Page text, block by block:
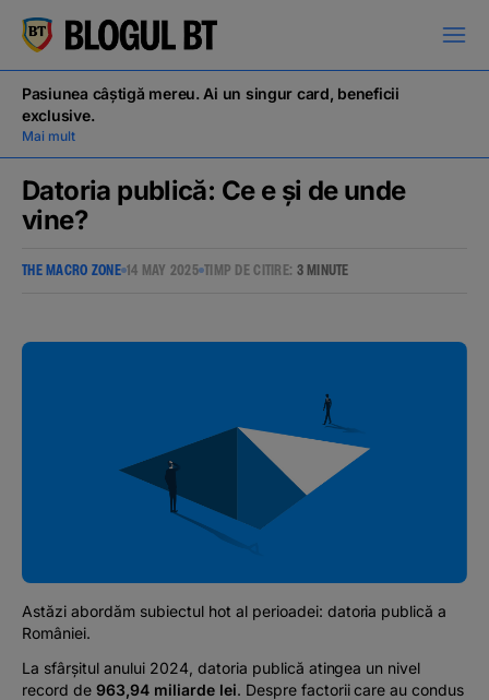
кириллица
Pentru antreprenori
Banking, pe relaxare
Pasiunea câștigă mereu. Ai un singur card, beneficii
exclusive.
Mai mult
Datoria publică: Ce e și de unde
vine?
THE MACRO ZONE 14 MAY 2025 TIMP DE CITIRE: 3 MINUTE
Astăzi abordăm subiectul hot al perioadei: datoria publică a
României.
La sfârșitul anului 2024, datoria publică atingea un nivel
record de 963,94 miliarde lei. Despre factorii care au condus